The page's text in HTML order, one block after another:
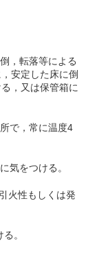
，転落等による
安定した床に倒
，又は保管箱に
で，常に温度4
気をつける。
火性もしくは発
。